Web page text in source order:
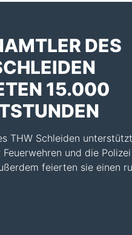
DES
15.000
THW Schleiden
und die
feierten sie einen